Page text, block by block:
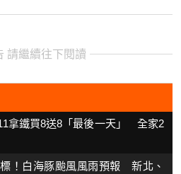
請繼續往下閱讀
拿鐵買8送8「最後一天」 全家2
！白海豚颱風風雨預報 新北、